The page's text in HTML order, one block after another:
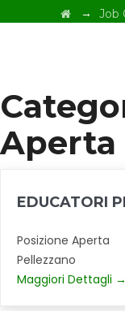
→ Job
Aperta
EDUCATORI
Posizione Aperta
Pellezzano
Maggiori Dettagli